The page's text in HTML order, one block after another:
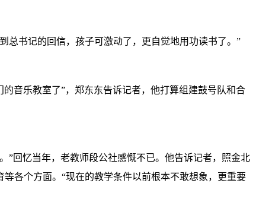
书记的回信，孩子可激动了，更自觉地用功读书了。”
音乐教室了”，郑东东告诉记者，他打算组建鼓号队和合
回忆当年，老教师段公社感慨不已。他告诉记者，照金北
各个方面。“现在的教学条件以前根本不敢想象，更重要